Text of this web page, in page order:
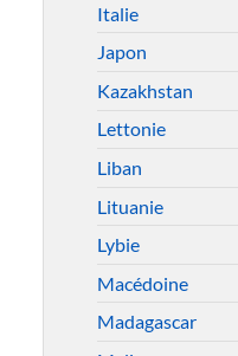
Italie
Japon
Kazakhstan
Lettonie
Liban
Lituanie
Lybie
Macédoine
Madagascar